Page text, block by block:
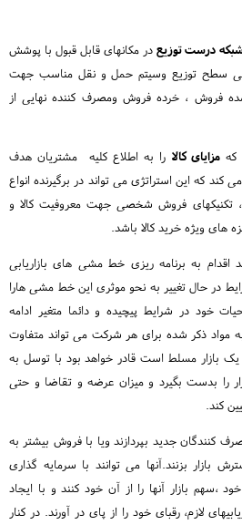
درست توزیعدر مکانهای قابل قبول با پوشش
سطح توزیع وسیتم حمل و نقل مناسب جهت
فروش ، خرده فروش ومصرف کننده نهایی از
کهمزایای کالا را به اطلاع کلیه مشتریان هدف
کند که این استراتژی می تواند در برگیرنده انواع
، تکنیکهای فروش شخصی جهت معروفیت کالا و
های ویژه خرید کالا باشد.
اقدام به برنامه ریزی خط مشی های بازاریابی
در حال تغییر به نحو موثری این خط مشی هارا
خود در شرایط پیچیده و دائما متغیر ادامه
مواد ذکر شده برای هر شرکت می تواند متفاوت
بازار مسلط است قادر خواهد بود با توسل به
را بدست بگیرد و میزان عرضه و تقاضا و حتی
کند.
کنندگان جدید بپردازند ویا با فروش بیشتر به
بزنند.آنها می توانند با سرمایه گذاری
بازار آنها را از آن خود کنند و با ایجاد
لازم، رقبای خود را از پای در آورند. در کنار